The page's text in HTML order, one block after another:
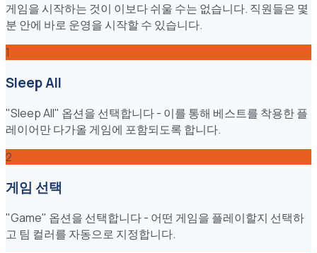
게임을 시작하는 것이 이보다 쉬울 수는 없습니다. 직원들은 몇
분 안에 바로 운영을 시작할 수 있습니다.
1
Sleep All
"Sleep All" 옵션을 선택합니다 - 이를 통해 베스트를 착용한 플
레이어만 다가올 게임에 포함되도록 합니다.
2
게임 선택
"Game" 옵션을 선택합니다 - 어떤 게임을 플레이할지 선택하
고 팀 컬러를 자동으로 지정합니다.